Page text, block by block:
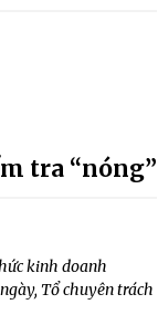
tra “nóng”
kinh doanh
Tổ chuyên trách